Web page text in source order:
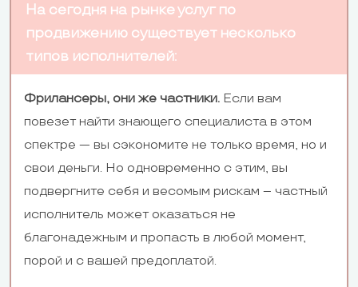
На сегодня на рынке услуг по
продвижению существует несколько
типов исполнителей:
Фрилансеры, они же частники. Если вам
повезет найти знающего специалиста в этом
спектре — вы сэкономите не только время, но и
свои деньги. Но одновременно с этим, вы
подвергните себя и весомым рискам – частный
исполнитель может оказаться не
благонадежным и пропасть в любой момент,
порой и с вашей предоплатой.